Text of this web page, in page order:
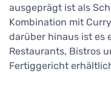
ausgeprägt ist als
Kombination mit
darüber hinaus ist es
Restaurants, Bistros
Fertiggericht